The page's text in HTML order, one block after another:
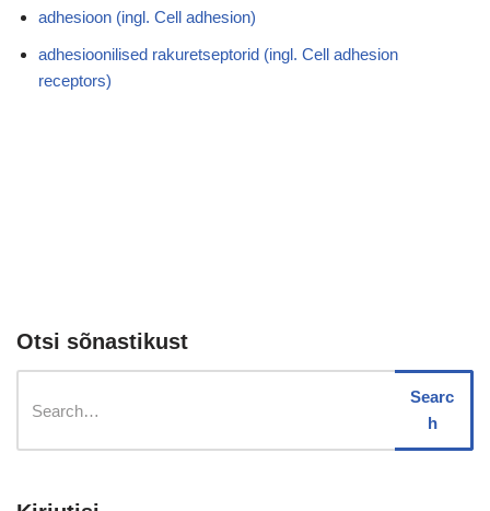
adhesioon (ingl. Cell adhesion)
adhesioonilised rakuretseptorid (ingl. Cell adhesion
receptors)
Otsi sõnastikust
Searc
h